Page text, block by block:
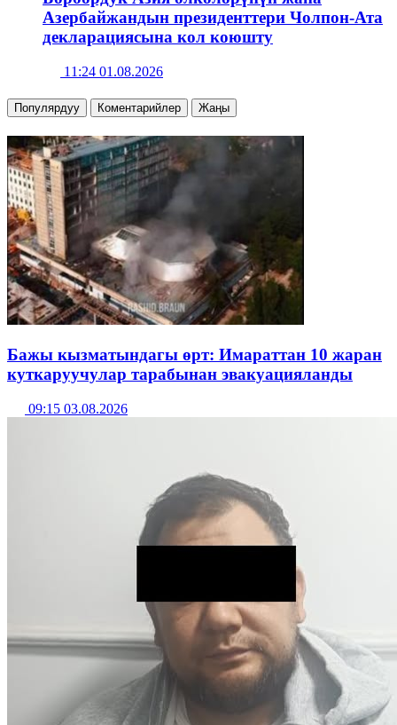
Азербайжандын президенттери Чолпон-Ата
декларациясына кол коюшту
11:24 01.08.2026
Популярдуу Коментарийлер Жаңы
Бажы кызматындагы өрт: Имараттан 10 жаран
куткаруучулар тарабынан эвакуацияланды
09:15 03.08.2026